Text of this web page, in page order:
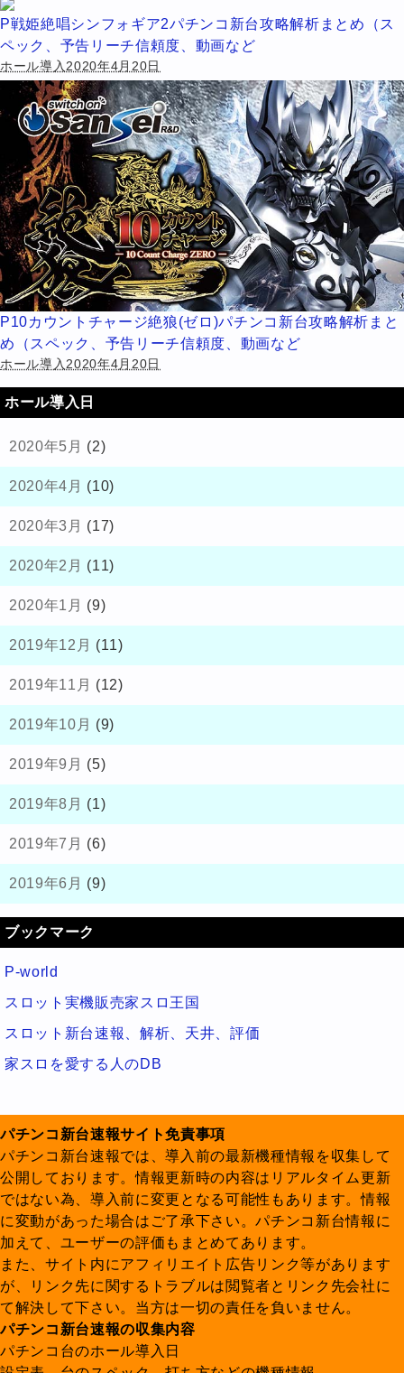
P戦姫絶唱シンフォギア2パチンコ新台攻略解析まとめ（ス
ペック、予告リーチ信頼度、動画など
ホール導入2020年4月20日
P10カウントチャージ絶狼(ゼロ)パチンコ新台攻略解析まと
め（スペック、予告リーチ信頼度、動画など
ホール導入2020年4月20日
ホール導入日
2020年5月 (2)
2020年4月 (10)
2020年3月 (17)
2020年2月 (11)
2020年1月 (9)
2019年12月 (11)
2019年11月 (12)
2019年10月 (9)
2019年9月 (5)
2019年8月 (1)
2019年7月 (6)
2019年6月 (9)
ブックマーク
P-world
スロット実機販売家スロ王国
スロット新台速報、解析、天井、評価
家スロを愛する人のDB
パチンコ新台速報サイト免責事項
パチンコ新台速報では、導入前の最新機種情報を収集して
公開しております。情報更新時の内容はリアルタイム更新
ではない為、導入前に変更となる可能性もあります。情報
に変動があった場合はご了承下さい。パチンコ新台情報に
加えて、ユーザーの評価もまとめてあります。
また、サイト内にアフィリエイト広告リンク等があります
が、リンク先に関するトラブルは閲覧者とリンク先会社に
て解決して下さい。当方は一切の責任を負いません。
パチンコ新台速報の収集内容
パチンコ台のホール導入日